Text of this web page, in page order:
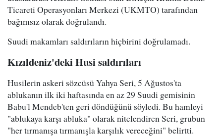
Ticareti Operasyonları Merkezi (UKMTO) tarafından
bağımsız olarak doğrulandı.
Suudi makamları saldırıların hiçbirini doğrulamadı.
Kızıldeniz'deki Husi saldırıları
Husilerin askeri sözcüsü Yahya Seri, 5 Ağustos'ta
ablukanın ilk iki haftasında en az 29 Suudi gemisinin
Babu'l Mendeb'ten geri döndüğünü söyledi. Bu hamleyi
"ablukaya karşı abluka" olarak nitelendiren Seri, grubun
"her tırmanışa tırmanışla karşılık vereceğini" belirtti.